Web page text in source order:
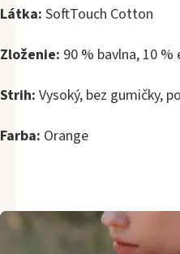
Látka: SoftTouch Cotton
Zloženie: 90 % bavlna, 10 %
Strih: Vysoký, bez gumičky,
Farba: Orange